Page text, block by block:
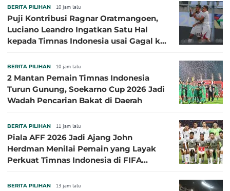
BERITA PILIHAN 10 jam lalu
Puji Kontribusi Ragnar Oratmangoen,
Luciano Leandro Ingatkan Satu Hal
kepada Timnas Indonesia usai Gagal ke
BERITA PILIHAN 10 jam lalu
2 Mantan Pemain Timnas Indonesia
Turun Gunung, Soekarno Cup 2026 Jadi
Wadah Pencarian Bakat di Daerah
BERITA PILIHAN 11 jam lalu
Piala AFF 2026 Jadi Ajang John
Herdman Menilai Pemain yang Layak
Perkuat Timnas Indonesia di FIFA
BERITA PILIHAN 13 jam lalu